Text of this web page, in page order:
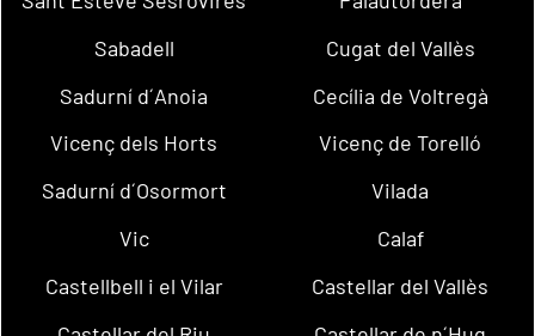
Sabadell
Cugat del Vallès
Sadurní d´Anoia
Cecília de Voltregà
Vicenç dels Horts
Vicenç de Torelló
Sadurní d´Osormort
Vilada
Vic
Calaf
Castellbell i el Vilar
Castellar del Vallès